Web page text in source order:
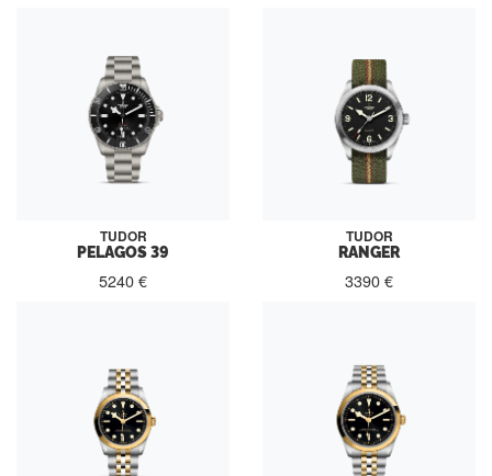
TUDOR
PELAGOS 39
5240 €
TUDOR
RANGER
3390 €